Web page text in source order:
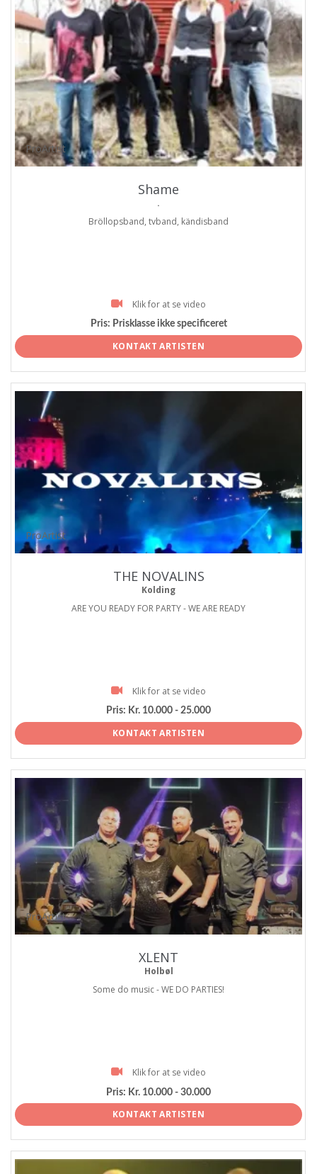
ProArtist
Shame
.
Bröllopsband, tvband, kändisband
Klik for at se video
Pris: Prisklasse ikke specificeret
KONTAKT ARTISTEN
ProArtist
THE NOVALINS
Kolding
ARE YOU READY FOR PARTY - WE ARE READY
Klik for at se video
Pris: Kr. 10.000 - 25.000
KONTAKT ARTISTEN
ProArtist
XLENT
Holbøl
Some do music - WE DO PARTIES!
Klik for at se video
Pris: Kr. 10.000 - 30.000
KONTAKT ARTISTEN